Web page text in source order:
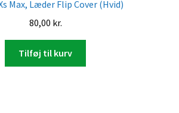
Max, Læder Flip Cover (Hvid)
80,00 kr.
Tilføj til kurv